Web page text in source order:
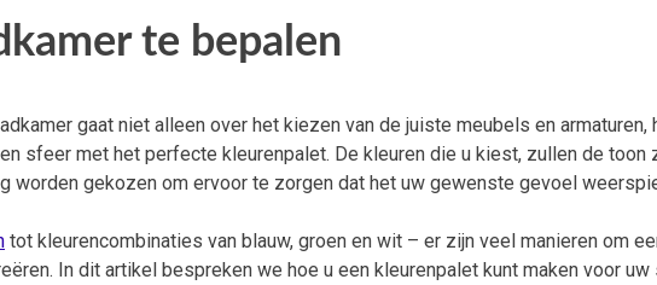
te bepalen
gaat niet alleen over het kiezen van de juiste meubels en armaturen,
sfeer met het perfecte kleurenpalet. De kleuren die u kiest, zullen de toon
worden gekozen om ervoor te zorgen dat het uw gewenste gevoel
tot kleurencombinaties van blauw, groen en wit – er zijn veel manieren om
In dit artikel bespreken we hoe u een kleurenpalet kunt maken voor uw